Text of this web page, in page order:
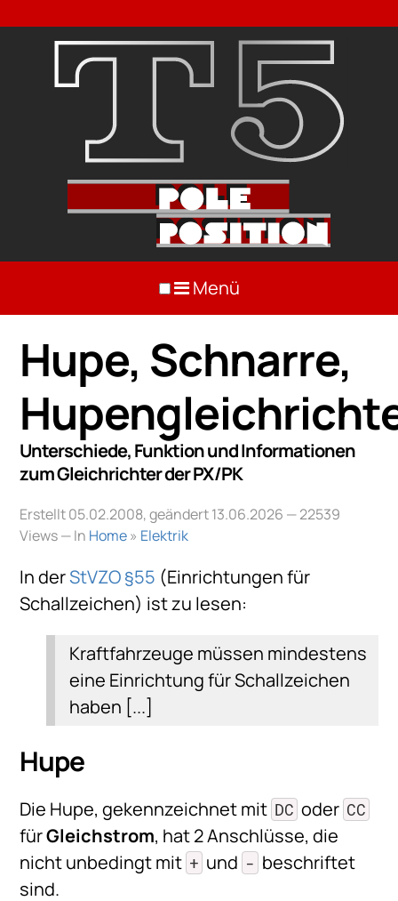
Menü
Hupe, Schnarre,
Unterschiede, Funktion und Informationen
zum Gleichrichter der PX/PK
Erstellt 05.02.2008, geändert 13.06.2026 — 22539
Views — In Home» Elektrik
In derStVZO §55 (Einrichtungen für
Schallzeichen) ist zu lesen:
Kraftfahrzeuge müssen mindestens
eine Einrichtung für Schallzeichen
haben [...]
Hupe
Die Hupe, gekennzeichnet mit DC oder CC
fürGleichstrom, hat 2 Anschlüsse, die
nicht unbedingt mit + und - beschriftet
sind.